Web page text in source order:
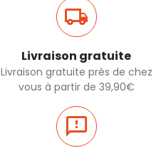
Livraison gratuite
Livraison gratuite près de chez
vous à partir de 39,90€